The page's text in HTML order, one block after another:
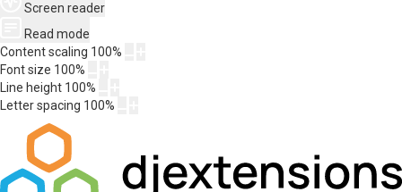
Screen reader
Read mode
Content scaling 100%
Font size 100%
Line height 100%
Letter spacing 100%